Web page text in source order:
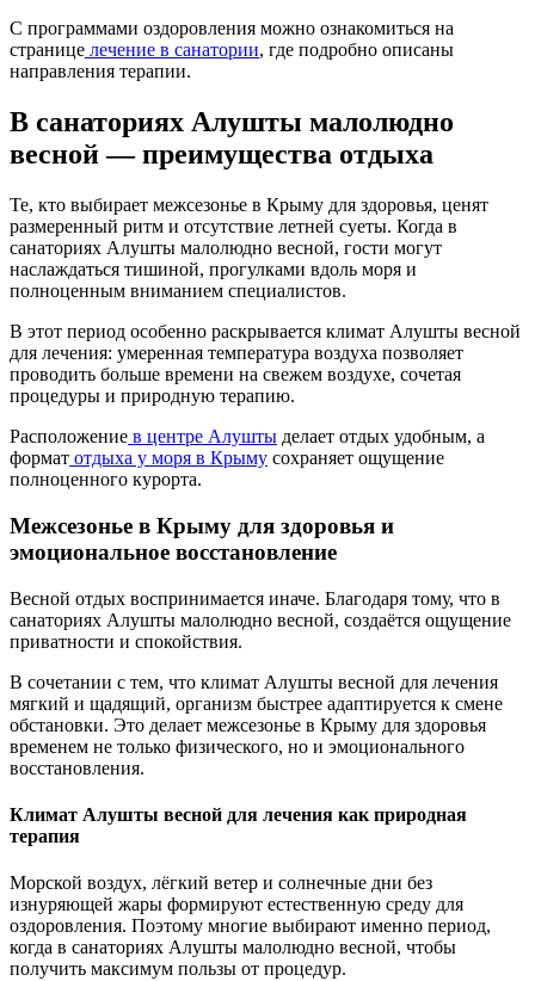
С программами оздоровления можно ознакомиться на
странице лечение в санатории, где подробно описаны
направления терапии.
В санаториях Алушты малолюдно
весной — преимущества отдыха
Те, кто выбирает межсезонье в Крыму для здоровья, ценят
размеренный ритм и отсутствие летней суеты. Когда в
санаториях Алушты малолюдно весной, гости могут
наслаждаться тишиной, прогулками вдоль моря и
полноценным вниманием специалистов.
В этот период особенно раскрывается климат Алушты весной
для лечения: умеренная температура воздуха позволяет
проводить больше времени на свежем воздухе, сочетая
процедуры и природную терапию.
Расположение в центре Алушты делает отдых удобным, а
формат отдыха у моря в Крыму сохраняет ощущение
полноценного курорта.
Межсезонье в Крыму для здоровья и
эмоциональное восстановление
Весной отдых воспринимается иначе. Благодаря тому, что в
санаториях Алушты малолюдно весной, создаётся ощущение
приватности и спокойствия.
В сочетании с тем, что климат Алушты весной для лечения
мягкий и щадящий, организм быстрее адаптируется к смене
обстановки. Это делает межсезонье в Крыму для здоровья
временем не только физического, но и эмоционального
восстановления.
Климат Алушты весной для лечения как природная
терапия
Морской воздух, лёгкий ветер и солнечные дни без
изнуряющей жары формируют естественную среду для
оздоровления. Поэтому многие выбирают именно период,
когда в санаториях Алушты малолюдно весной, чтобы
получить максимум пользы от процедур.